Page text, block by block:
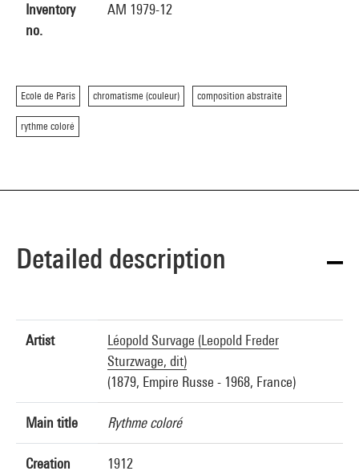
Inventory
no.
AM 1979-12
Ecole de Paris chromatisme (couleur) composition abstraite
rythme coloré
Detailed description
Artist
Léopold Survage (Leopold Freder
Sturzwage, dit)
(1879, Empire Russe - 1968, France)
Main title Rythme coloré
Creation
1912